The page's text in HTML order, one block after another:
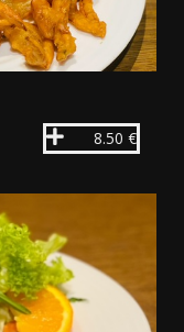
8.50 €